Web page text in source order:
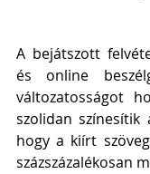
A bejátszott
és online
változatosságot
szolidan színesítik
hogy a kiírt
százszázalékosan